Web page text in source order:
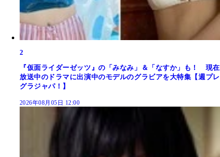
2
『仮面ライダーゼッツ』の「みなみ」＆「なすか」も！ 現在
放送中のドラマに出演中のモデルのグラビアを大特集【週プレ
グラジャパ！】
2026年08月05日 12:00